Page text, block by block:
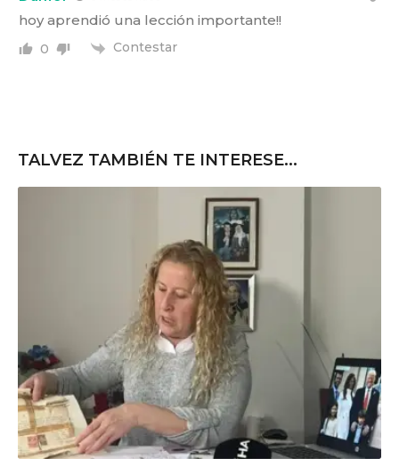
hoy aprendió una lección importante!!
0 Contestar
TALVEZ TAMBIÉN TE INTERESE...